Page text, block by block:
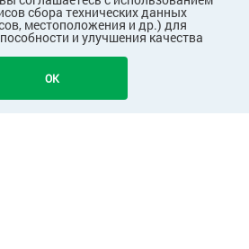
153
сбора технических данных
местоположения и др.) для
и улучшения качества
OK